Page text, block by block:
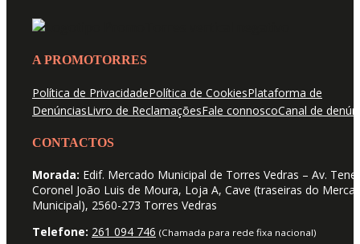
A PROMOTORRES
Política de PrivacidadePolítica de CookiesPlataforma de
DenúnciasLivro de ReclamaçõesFale connoscoCanal de
CONTACTOS
Morada: Edif. Mercado Municipal de Torres Vedras – Av.
Coronel João Luis de Moura, Loja A, Cave (traseiras do
Municipal), 2560-273 Torres Vedras
Telefone: 261 094 746 (Chamada para rede fixa nacional)